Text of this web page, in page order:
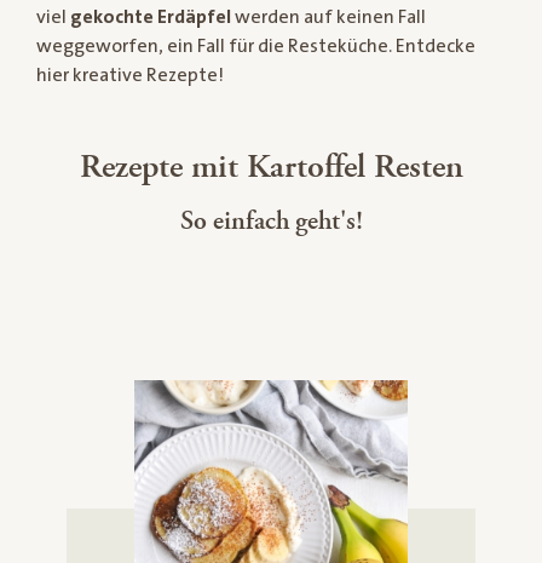
viel gekochte Erdäpfel werden auf keinen Fall
weggeworfen, ein Fall für die Resteküche. Entdecke
hier kreative Rezepte!
Rezepte mit Kartoffel Resten
So einfach geht's!